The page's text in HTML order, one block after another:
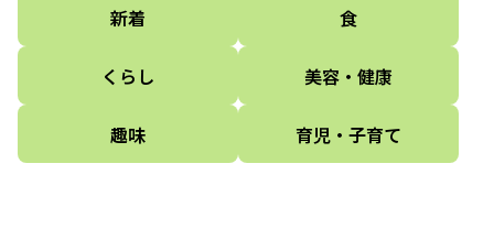
新着 食
くらし 美容・健康
趣味 育児・子育て